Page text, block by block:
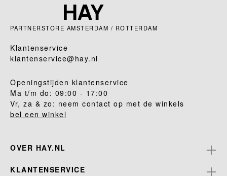
PARTNERSTORE AMSTERDAM / ROTTERDAM
Klantenservice
klantenservice@hay.nl
Openingstijden klantenservice
Ma t/m do: 09:00 - 17:00
Vr, za & zo: neem contact op met de winkels
bel een winkel
OVER HAY.NL
KLANTENSERVICE